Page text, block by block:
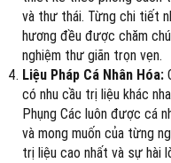
và thư thái. Từng chi tiết
hương đều được chăm
nghiệm thư giãn trọn vẹn.
Liệu Pháp Cá Nhân Hóa:
có nhu cầu trị liệu khác
Phụng Các luôn được cá
và mong muốn của từng
trị liệu cao nhất và sự hài